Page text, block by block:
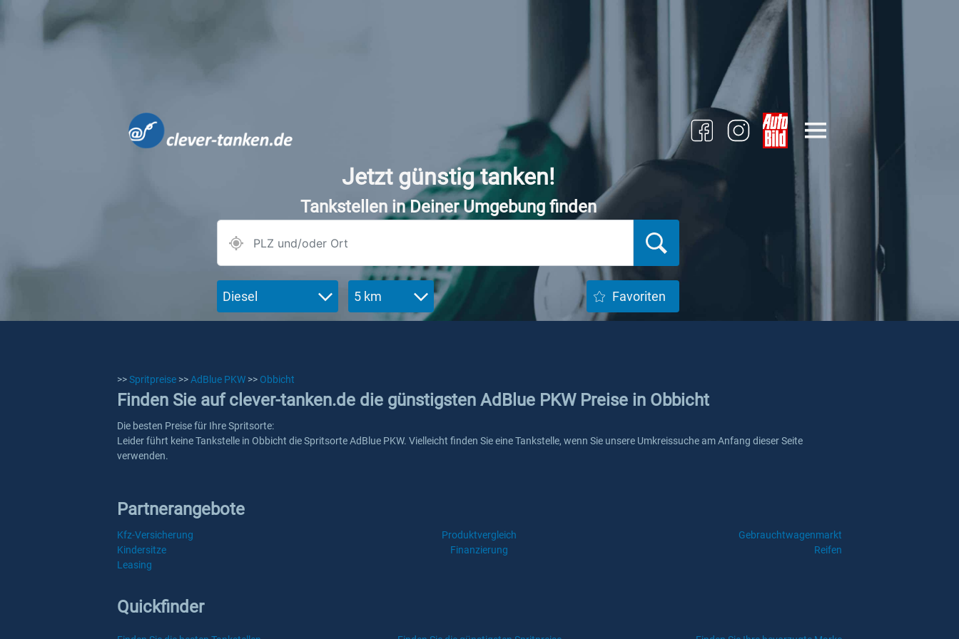
Jetzt günstig tanken!
Tankstellen in Deiner Umgebung finden
Diesel 5 km Favoriten
>>Spritpreise >>AdBlue PKW >> Obbicht
Finden Sie auf clever-tanken.de die günstigsten AdBlue PKW Preise in Obbicht
Die besten Preise für Ihre Spritsorte:
Leider führt keine Tankstelle in Obbicht die Spritsorte AdBlue PKW. Vielleicht finden Sie eine Tankstelle, wenn Sie unsere Umkreissuche am Anfang dieser Seite
verwenden.
Partnerangebote
Kfz-Versicherung Produktvergleich
Gebrauchtwagenmarkt
Kindersitze
Finanzierung
Reifen
Leasing
Quickfinder